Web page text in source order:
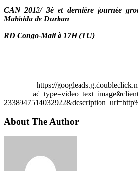
CAN 2013/ 3è et dernière journée
Mabhida de Durban
RD Congo-Mali à 17H (TU)
https://
About The Author